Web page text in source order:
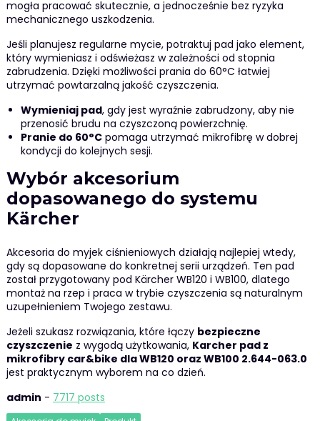
mogła pracować skutecznie, a jednocześnie bez ryzyka
mechanicznego uszkodzenia.
Jeśli planujesz regularne mycie, potraktuj pad jako element,
który wymieniasz i odświeżasz w zależności od stopnia
zabrudzenia. Dzięki możliwości prania do 60°C łatwiej
utrzymać powtarzalną jakość czyszczenia.
Wymieniaj pad, gdy jest wyraźnie zabrudzony, aby nie
przenosić brudu na czyszczoną powierzchnię.
Pranie do 60°Cpomaga utrzymać mikrofibrę w dobrej
kondycji do kolejnych sesji.
Wybór akcesorium
dopasowanego do systemu
Kärcher
Akcesoria do myjek ciśnieniowych działają najlepiej wtedy,
gdy są dopasowane do konkretnej serii urządzeń. Ten pad
został przygotowany pod Kärcher WB120 i WB100, dlatego
montaż na rzep i praca w trybie czyszczenia są naturalnym
uzupełnieniem Twojego zestawu.
Jeżeli szukasz rozwiązania, które łączy bezpieczne
czyszczenie z wygodą użytkowania, Karcher pad z
mikrofibry car&bike dla WB120 oraz WB100 2.644-063.0
jest praktycznym wyborem na co dzień.
admin - 7717 posts